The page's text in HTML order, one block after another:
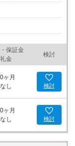
同ビルは国道1号
最寄り駅である京
ネスパーク駅へも
の拠点として非常
り、ランチタイム
内には、心身をリ
の合間にリラックス
軒 京橋店や大阪王
性の高い店舗も揃
事にも便利な環境
スのスタートアッ
保証金
礼金
検討
ヶ月
なし
検討
ヶ月
なし
検討